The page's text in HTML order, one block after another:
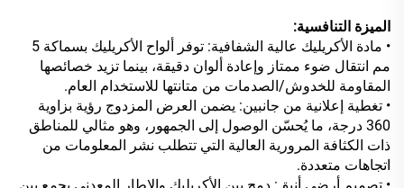
الميزة التنافسية:
• مادة الأكريليك عالية الشفافية: توفر ألواح الأكريليك بسماكة 5
مم انتقال ضوء ممتاز وإعادة ألوان دقيقة، بينما تزيد خصائصها
المقاومة للخدوش/الصدمات من متانتها للاستخدام العام.
• تغطية إعلانية من جانبين: يضمن العرض المزدوج رؤية بزاوية
360 درجة، ما يُحسّن الوصول إلى الجمهور، وهو مثالي للمناطق
ذات الكثافة المرورية العالية التي تتطلب نشر المعلومات من
اتجاهات متعددة.
• تصميم أرضي أنيق: دمج بين الأكريليك والإطار المعدني يجمع بين